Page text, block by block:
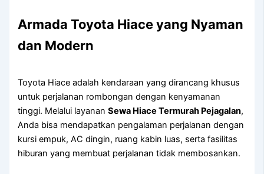
Armada Toyota Hiace yang Nyaman
dan Modern
Toyota Hiace adalah kendaraan yang dirancang khusus
untuk perjalanan rombongan dengan kenyamanan
tinggi. Melalui layananSewa Hiace Termurah Pejagalan,
Anda bisa mendapatkan pengalaman perjalanan dengan
kursi empuk, AC dingin, ruang kabin luas, serta fasilitas
hiburan yang membuat perjalanan tidak membosankan.